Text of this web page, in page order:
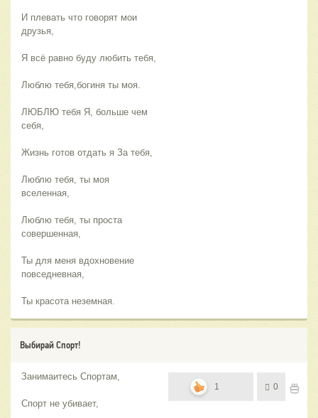
И плевать что говорят мои
друзья,
Я всё равно буду любить тебя,
Люблю тебя,богиня ты моя.
ЛЮБЛЮ тебя Я, больше чем
себя,
Жизнь готов отдать я За тебя,
Люблю тебя, ты моя
вселенная,
Люблю тебя, ты проста
совершенная,
Ты для меня вдохновение
повседневная,
Ты красота неземная.
Выбирай Спорт!
Занимаитесь Спортам,
Спорт не убивает,
1 0